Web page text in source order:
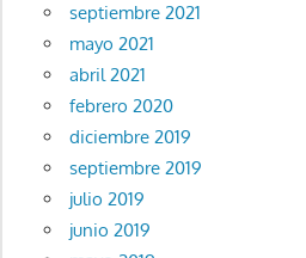
septiembre 2021
mayo 2021
abril 2021
febrero 2020
diciembre 2019
septiembre 2019
julio 2019
junio 2019